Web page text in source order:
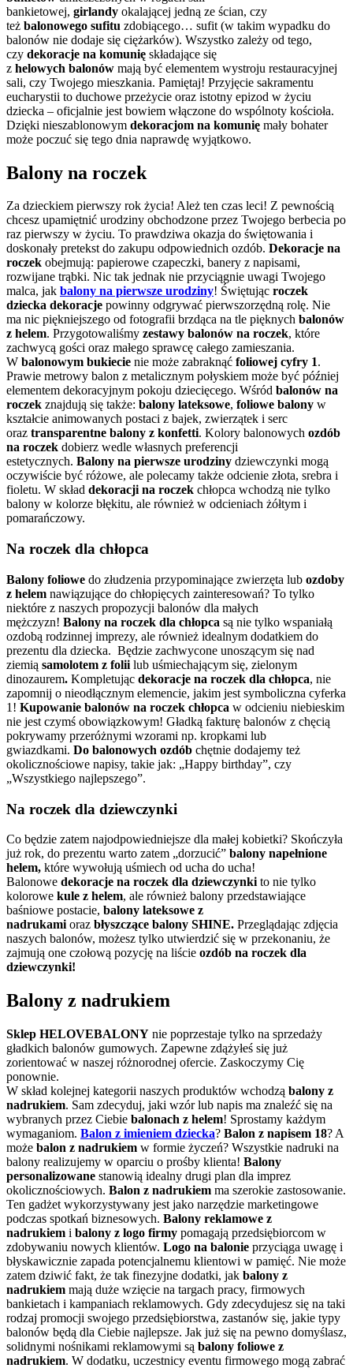
bankietowej, girlandy okalającej jedną ze ścian, czy
też balonowego sufitu zdobiącego… sufit (w takim wypadku do
balonów nie dodaje się ciężarków). Wszystko zależy od tego,
czy dekoracje na komunię składające się
z helowych balonów mają być elementem wystroju restauracyjnej
sali, czy Twojego mieszkania. Pamiętaj! Przyjęcie sakramentu
eucharystii to duchowe przeżycie oraz istotny epizod w życiu
dziecka – oficjalnie jest bowiem włączone do wspólnoty kościoła.
Dzięki nieszablonowym dekoracjom na komunię mały bohater
może poczuć się tego dnia naprawdę wyjątkowo.
Balony na roczek
Za dzieckiem pierwszy rok życia! Ależ ten czas leci! Z pewnością
chcesz upamiętnić urodziny obchodzone przez Twojego berbecia po
raz pierwszy w życiu. To prawdziwa okazja do świętowania i
doskonały pretekst do zakupu odpowiednich ozdób. Dekoracje na
roczek obejmują: papierowe czapeczki, banery z napisami,
rozwijane trąbki. Nic tak jednak nie przyciągnie uwagi Twojego
malca, jak balony na pierwsze urodziny! Świętując roczek
dziecka dekoracje powinny odgrywać pierwszorzędną rolę. Nie
ma nic piękniejszego od fotografii brzdąca na tle pięknych balonów
z helem. Przygotowaliśmy zestawy balonów na roczek, które
zachwycą gości oraz małego sprawcę całego zamieszania.
W balonowym bukiecie nie może zabraknąć foliowej cyfry 1.
Prawie metrowy balon z metalicznym połyskiem może być później
elementem dekoracyjnym pokoju dziecięcego. Wśród balonów na
roczek znajdują się także: balony lateksowe, foliowe balony w
kształcie animowanych postaci z bajek, zwierzątek i serc
oraz transparentne balony z konfetti. Kolory balonowych ozdób
na roczek dobierz wedle własnych preferencji
estetycznych. Balony na pierwsze urodziny dziewczynki mogą
oczywiście być różowe, ale polecamy także odcienie złota, srebra i
fioletu. W skład dekoracji na roczek chłopca wchodzą nie tylko
balony w kolorze błękitu, ale również w odcieniach żółtym i
pomarańczowy.
Na roczek dla chłopca
Balony foliowe do złudzenia przypominające zwierzęta lub ozdoby
z helem nawiązujące do chłopięcych zainteresowań? To tylko
niektóre z naszych propozycji balonów dla małych
mężczyzn! Balony na roczek dla chłopca są nie tylko wspaniałą
ozdobą rodzinnej imprezy, ale również idealnym dodatkiem do
prezentu dla dziecka. Będzie zachwycone unoszącym się nad
ziemią samolotem z folii lub uśmiechającym się, zielonym
dinozaurem. Kompletując dekoracje na roczek dla chłopca, nie
zapomnij o nieodłącznym elemencie, jakim jest symboliczna cyferka
1! Kupowanie balonów na roczek chłopca w odcieniu niebieskim
nie jest czymś obowiązkowym! Gładką fakturę balonów z chęcią
pokrywamy przeróżnymi wzorami np. kropkami lub
gwiazdkami. Do balonowych ozdób chętnie dodajemy też
okolicznościowe napisy, takie jak: „Happy birthday”, czy
„Wszystkiego najlepszego”.
Na roczek dla dziewczynki
Co będzie zatem najodpowiedniejsze dla małej kobietki? Skończyła
już rok, do prezentu warto zatem „dorzucić” balony napełnione
helem, które wywołują uśmiech od ucha do ucha!
Balonowe dekoracje na roczek dla dziewczynki to nie tylko
kolorowe kule z helem, ale również balony przedstawiające
baśniowe postacie, balony lateksowe z
nadrukami oraz błyszczące balony SHINE. Przeglądając zdjęcia
naszych balonów, możesz tylko utwierdzić się w przekonaniu, że
zajmują one czołową pozycję na liście ozdób na roczek dla
dziewczynki!
Balony z nadrukiem
Sklep HELOVEBALONY nie poprzestaje tylko na sprzedaży
gładkich balonów gumowych. Zapewne zdążyłeś się już
zorientować w naszej różnorodnej ofercie. Zaskoczymy Cię
ponownie.
W skład kolejnej kategorii naszych produktów wchodzą balony z
nadrukiem. Sam zdecyduj, jaki wzór lub napis ma znaleźć się na
wybranych przez Ciebie balonach z helem! Sprostamy każdym
wymaganiom. Balon z imieniem dziecka? Balon z napisem 18? A
może balon z nadrukiem w formie życzeń? Wszystkie nadruki na
balony realizujemy w oparciu o prośby klienta! Balony
personalizowane stanowią idealny drugi plan dla imprez
okolicznościowych. Balon z nadrukiem ma szerokie zastosowanie.
Ten gadżet wykorzystywany jest jako narzędzie marketingowe
podczas spotkań biznesowych. Balony reklamowe z
nadrukiem i balony z logo firmy pomagają przedsiębiorcom w
zdobywaniu nowych klientów. Logo na balonie przyciąga uwagę i
błyskawicznie zapada potencjalnemu klientowi w pamięć. Nie może
zatem dziwić fakt, że tak finezyjne dodatki, jak balony z
nadrukiem mają duże wzięcie na targach pracy, firmowych
bankietach i kampaniach reklamowych. Gdy zdecydujesz się na taki
rodzaj promocji swojego przedsiębiorstwa, zastanów się, jakie typy
balonów będą dla Ciebie najlepsze. Jak już się na pewno domyślasz,
solidnymi nośnikami reklamowymi są balony foliowe z
nadrukiem. W dodatku, uczestnicy eventu firmowego mogą zabrać